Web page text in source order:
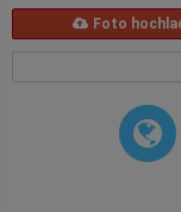
Foto